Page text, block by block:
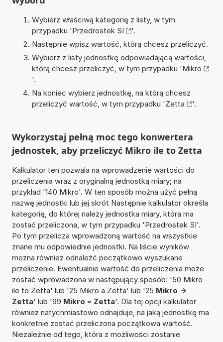
Wybierz właściwą kategorię z listy, w tym
przypadku 'Przedrostek SI
'.
Następnie wpisz wartość, którą chcesz przeliczyć.
Wybierz z listy jednostkę odpowiadającą wartości,
którą chcesz przeliczyć, w tym przypadku 'Mikro
'.
Na koniec wybierz jednostkę, na którą chcesz
przeliczyć wartość, w tym przypadku 'Zetta '.
Wykorzystaj pełną moc tego konwertera
jednostek, aby przeliczyć Mikro ile to Zetta
Kalkulator ten pozwala na wprowadzenie wartości do
przeliczenia wraz z oryginalną jednostką miary; na
przykład '140 Mikro'. W ten sposób można użyć pełną
nazwę jednostki lub jej skrót Następnie kalkulator określa
kategorię, do której należy jednostka miary, która ma
zostać przeliczona, w tym przypadku 'Przedrostek SI'.
Po tym przelicza wprowadzoną wartość na wszystkie
znane mu odpowiednie jednostki. Na liście wyników
można również odnaleźć początkowo wyszukane
przeliczenie. Ewentualnie wartość do przeliczenia może
zostać wprowadzona w następujący sposób: '50 Mikro
ile to Zetta' lub '25 Mikro a Zetta' lub '25 Mikro ->
Zetta' lub '99 Mikro = Zetta'. Dla tej opcji kalkulator
również natychmiastowo odnajduje, na jaką jednostkę ma
konkretnie zostać przeliczona początkowa wartość.
Niezależnie od tego, która z możliwości zostanie